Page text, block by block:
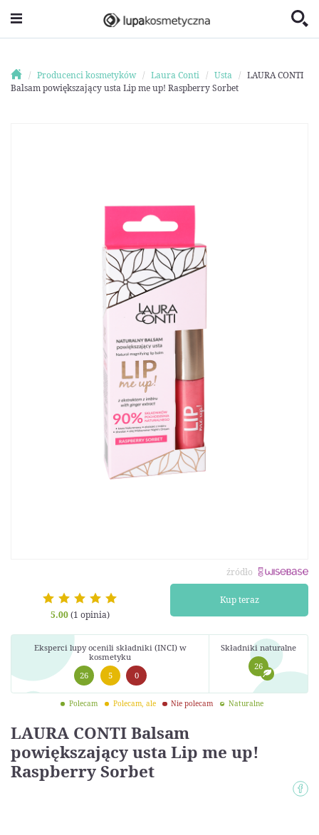
Producenci kosmetyków Laura Conti Usta
LAURA CONTI
Balsam powiększający usta Lip me up! Raspberry Sorbet
LAURA CONTI Balsam
powiększający usta Lip me up!
Raspberry Sorbet
źródło
5.00(1 opinia)
Kup teraz
Eksperci lupy ocenili składniki (INCI) w
kosmetyku
26
5 0
Składniki naturalne
26
Polecam Polecam, ale Nie polecam Naturalne